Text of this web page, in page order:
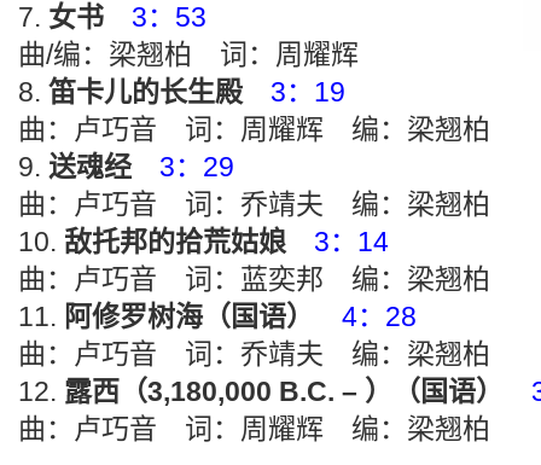
女书
3：53
曲/编：梁翘柏 词：周耀辉
笛卡儿的长生殿
3：19
曲：卢巧音 词：周耀辉 编：梁翘柏
送魂经
3：29
曲：卢巧音 词：乔靖夫 编：梁翘柏
敌托邦的拾荒姑娘
3：14
曲：卢巧音 词：蓝奕邦 编：梁翘柏
阿修罗树海（国语）
4：28
曲：卢巧音 词：乔靖夫 编：梁翘柏
露西（3,180,000 B.C. – ）（国语）
曲：卢巧音 词：周耀辉 编：梁翘柏